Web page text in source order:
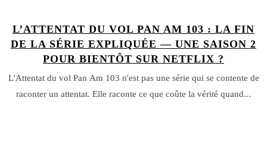
L’ATTENTAT DU VOL PAN AM 103 : LA FIN
DE LA SÉRIE EXPLIQUÉE — UNE SAISON 2
POUR BIENTÔT SUR NETFLIX ?
L'Attentat du vol Pan Am 103 n'est pas une série qui se contente de
raconter un attentat. Elle raconte ce que coûte la vérité quand...